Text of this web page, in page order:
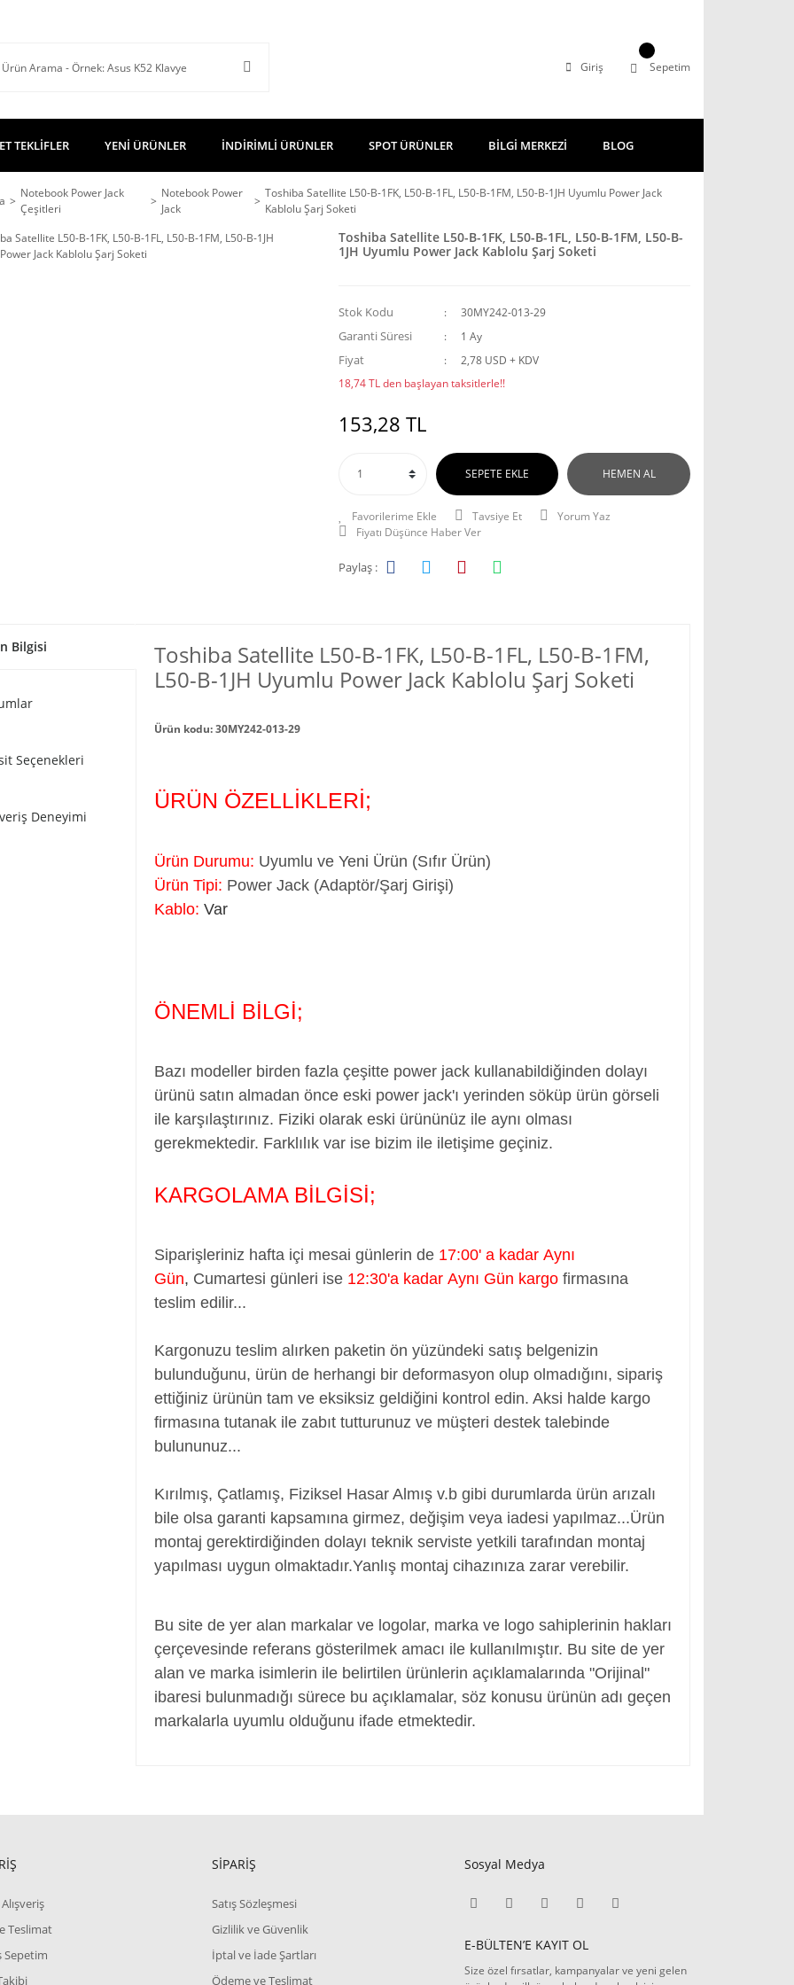
Giriş Sepetim
TEKLİFLER YENİ ÜRÜNLER İNDİRİMLİ ÜRÜNLER SPOT ÜRÜNLER BİLGİ MERKEZİ BLOG
Notebook Power Jack
Çeşitleri
Notebook Power
Jack
Toshiba Satellite L50-B-1FK, L50-B-1FL, L50-B-1FM, L50-B-1JH Uyumlu Power Jack
Kablolu Şarj Soketi
Toshiba Satellite L50-B-1FK, L50-B-1FL, L50-B-1FM, L50-B-
1JH Uyumlu Power Jack Kablolu Şarj Soketi
Stok Kodu 30MY242-013-29
Garanti Süresi 1 Ay
Fiyat
2,78 USD + KDV
18,74 TL den başlayan taksitlerle!!
153,28 TL
SEPETE EKLE HEMEN AL
Tavsiye Et
Yorum Yaz
Fiyatı Düşünce Haber Ver
Paylaş :
Bilgisi
Seçenekleri
Deneyimi
Toshiba Satellite L50-B-1FK, L50-B-1FL, L50-B-1FM,
L50-B-1JH Uyumlu Power Jack Kablolu Şarj Soketi
Ürün kodu: 30MY242-013-29
ÜRÜN ÖZELLİKLERİ;
Ürün Durumu: Uyumlu ve Yeni Ürün (Sıfır Ürün)
Ürün Tipi: Power Jack (Adaptör/Şarj Girişi)
Kablo: Var
ÖNEMLİ BİLGİ;
Bazı modeller birden fazla çeşitte power jack kullanabildiğinden dolayı
ürünü satın almadan önce eski power jack'ı yerinden söküp ürün görseli
ile karşılaştırınız. Fiziki olarak eski ürününüz ile aynı olması
gerekmektedir. Farklılık var ise bizim ile iletişime geçiniz.
KARGOLAMA BİLGİSİ;
Siparişleriniz hafta içi mesai günlerin de 17:00' a kadar Aynı
Gün, Cumartesi günleri ise 12:30'a kadar Aynı Gün kargofirmasına
teslim edilir...
Kargonuzu teslim alırken paketin ön yüzündeki satış belgenizin
bulunduğunu, ürün de herhangi bir deformasyon olup olmadığını, sipariş
ettiğiniz ürünün tam ve eksiksiz geldiğini kontrol edin. Aksi halde kargo
firmasına tutanak ile zabıt tutturunuz ve müşteri destek talebinde
bulununuz...
Kırılmış, Çatlamış, Fiziksel Hasar Almış v.b gibi durumlarda ürün arızalı
bile olsa garanti kapsamına girmez, değişim veya iadesi yapılmaz...Ürün
montaj gerektirdiğinden dolayı teknik serviste yetkili tarafından montaj
yapılması uygun olmaktadır.Yanlış montaj cihazınıza zarar verebilir.
Bu site de yer alan markalar ve logolar, marka ve logo sahiplerinin hakları
çerçevesinde referans gösterilmek amacı ile kullanılmıştır. Bu site de yer
alan ve marka isimlerin ile belirtilen ürünlerin açıklamalarında "Orijinal"
ibaresi bulunmadığı sürece bu açıklamalar, söz konusu ürünün adı geçen
markalarla uyumlu olduğunu ifade etmektedir.
Teslimat
Sepetim
SİPARİŞ
Satış Sözleşmesi
Gizlilik ve Güvenlik
İptal ve İade Şartları
Ödeme ve Teslimat
Sosyal Medya
E-BÜLTEN’E KAYIT OL
Size özel fırsatlar, kampanyalar ve yeni gelen